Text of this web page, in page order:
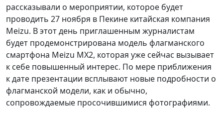
рассказывали о мероприятии, которое будет
проводить 27 ноября в Пекине китайская компания
Meizu. В этот день приглашенным журналистам
будет продемонстрирована модель флагманского
смартфона Meizu MX2, которая уже сейчас вызывает
к себе повышенный интерес. По мере приближения
к дате презентации всплывают новые подробности о
флагманской модели, как и обычно,
сопровождаемые просочившимися фотографиями.